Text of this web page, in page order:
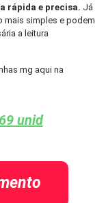
rápida e precisa. Já
mais simples e podem
a leitura
mg aqui na
unid